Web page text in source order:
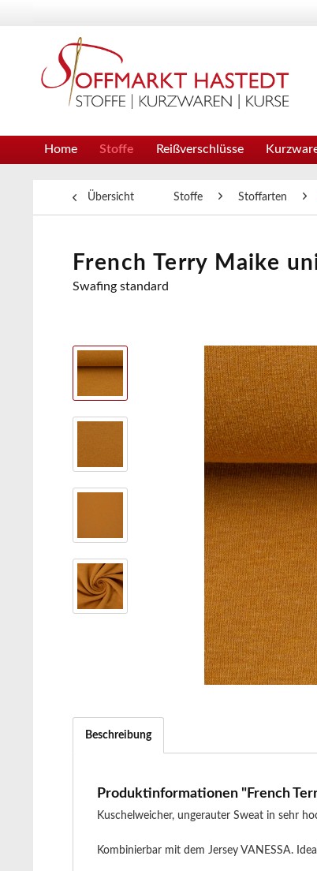
Home Stoffe Reißverschlüsse
Übersicht Stoffe Stoffarten
French Terry Maike
Swafing standard
Beschreibung
Produktinformationen "French
Kuschelweicher, ungerauter Sweat in sehr
Kombinierbar mit dem Jersey VANESSA.